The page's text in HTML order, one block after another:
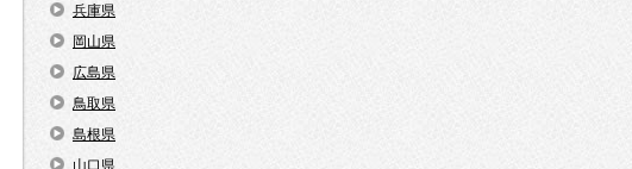
兵庫県
岡山県
広島県
鳥取県
島根県